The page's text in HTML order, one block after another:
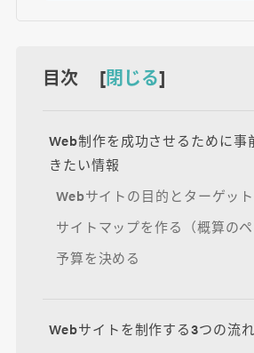
目次 [閉じる]
Web制作を成功させるために事
きたい情報
Webサイトの目的とターゲッ
サイトマップを作る（概算のペ
予算を決める
Webサイトを制作する3つの流れ